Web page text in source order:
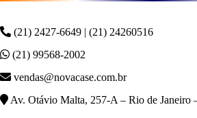
(21) 2427-6649 | (21) 24260516
(21) 99568-2002
vendas@novacase.com.br
Av. Otávio Malta, 257-A – Rio de Janeiro